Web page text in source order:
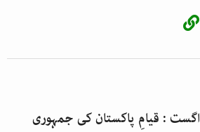
یومِ آزادی پاکستان 14 اگست : قیامِ پاکستان کی جمہوری